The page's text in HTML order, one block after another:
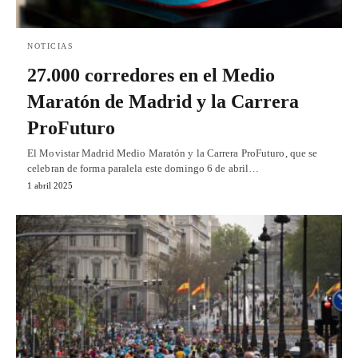
NOTICIAS
27.000 corredores en el Medio
Maratón de Madrid y la Carrera
ProFuturo
El Movistar Madrid Medio Maratón y la Carrera ProFuturo, que se
celebran de forma paralela este domingo 6 de abril…
1 abril 2025